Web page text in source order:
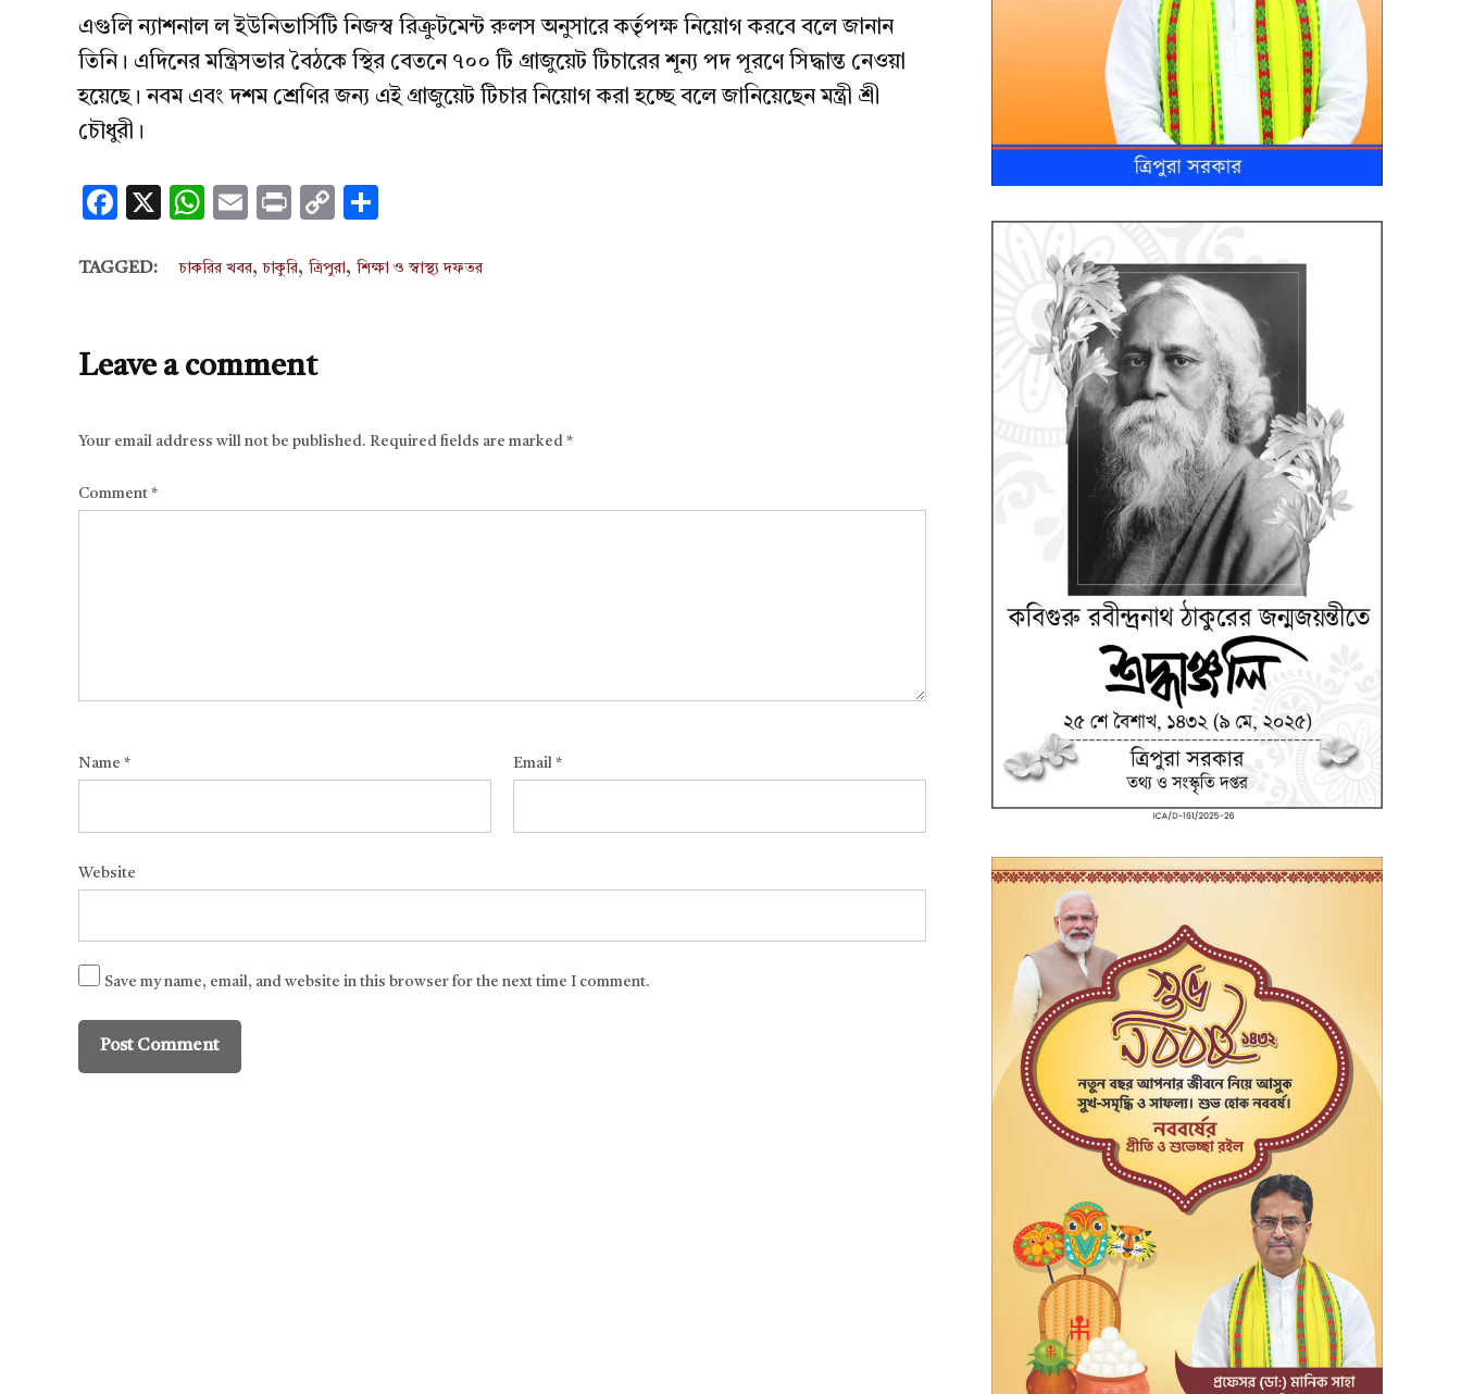
এগুলি ন্যাশনাল ল ইউনিভার্সিটি নিজস্ব রিক্রুটমেন্ট রুলস অনুসারে কর্তৃপক্ষ নিয়োগ করবে বলে জানান
তিনি। এদিনের মন্ত্রিসভার বৈঠকে স্থির বেতনে ৭০০ টি গ্রাজুয়েট টিচারের শূন্য পদ পূরণে সিদ্ধান্ত নেওয়া
হয়েছে। নবম এবং দশম শ্রেণির জন্য এই গ্রাজুয়েট টিচার নিয়োগ করা হচ্ছে বলে জানিয়েছেন মন্ত্রী শ্রী
চৌধুরী।
Facebook
X WhatsApp
EmailPrintCopy
TAGGED: চাকরির খবর,চাকুরি, ত্রিপুরা , শিক্ষা ও স্বাস্থ্য দফতর
Leave a comment
Your email address will not be published. Required fields are marked *
Comment *
Name * Email *
Website
Save my name, email, and website in this browser for the next time I comment.